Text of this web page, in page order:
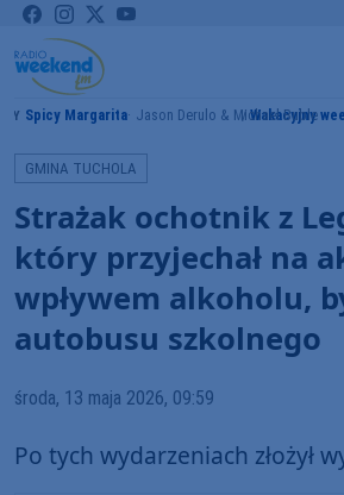
Spicy Margarita Jason Derulo & Michael Buble
Wakacyjny
GMINA TUCHOLA
Strażak ochotnik z
który przyjechał na
wpływem alkoholu,
autobusu szkolnego
środa, 13 maja 2026, 09:59
Po tych wydarzeniach złożył